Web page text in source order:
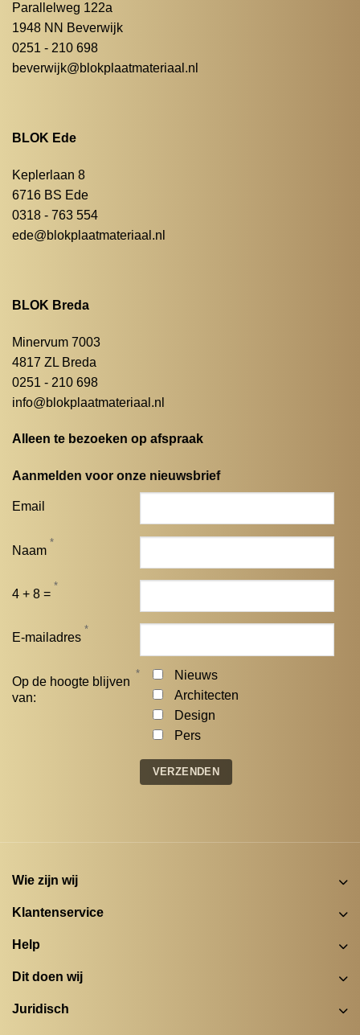
Parallelweg 122a
1948 NN Beverwijk
0251 - 210 698
beverwijk@blokplaatmateriaal.nl
BLOK Ede
Keplerlaan 8
6716 BS Ede
0318 - 763 554
ede@blokplaatmateriaal.nl
BLOK Breda
Minervum 7003
4817 ZL Breda
0251 - 210 698
info@blokplaatmateriaal.nl
Alleen te bezoeken op afspraak
Aanmelden voor onze nieuwsbrief
Email
Naam
*
4 + 8 =
*
E-mailadres
*
Op de hoogte blijven
van:
*
Nieuws
Architecten
Design
Pers
Wie zijn wij
Klantenservice
Help
Dit doen wij
Juridisch